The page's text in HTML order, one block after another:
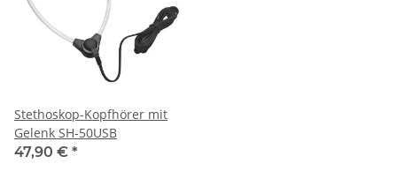
Stethoskop-Kopfhörer mit
Gelenk SH-50USB
47,90 € *